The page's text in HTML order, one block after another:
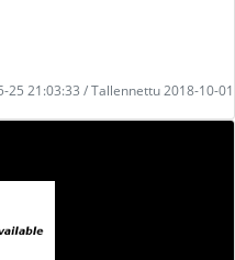
25 21:03:33 / Tallennettu 2018-10-01